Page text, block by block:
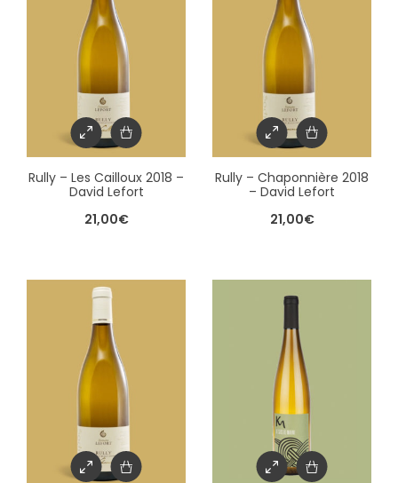
Rully – Les Cailloux 2018 –
David Lefort
21,00€
Rully – Chaponnière 2018
– David Lefort
21,00€